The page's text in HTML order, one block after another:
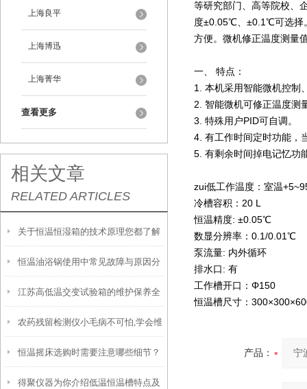
上海良平
上海博迅
上海菁华
查看更多
相关文章
RELATED ARTICLES
关于恒温恒湿箱的技术原理您都了解
吗？
恒温油浴锅使用中常见故障与原因分
析
江苏高低温交变试验箱的维护保养全
攻略：清洁、校准与系统检查要点
农药残留检测仪小毛病不可怕,学会维
修常识即可
恒温摇床选购时需要注意哪些细节？
得聚仪器为你介绍低温恒温槽特点及
等研究部门、高等院校、
度±0.05℃、±0.1℃可选择
方便。微机修正温度测量
一、 特点：
1. 本机采用智能微机控制
2. 智能微机可修正温度测
3. 特殊用户PID可自调。
4. 有工作时间定时功能，
5. 有剩余时间掉电记忆功
zui低工作温度：室温
冷槽容积：20 L
恒温精度: ±0.05℃
数显分辨率：0.1/0.01℃
泵流量: 内外循环
排水口: 有
工作槽开口：Φ150
恒温槽尺寸：
产品：